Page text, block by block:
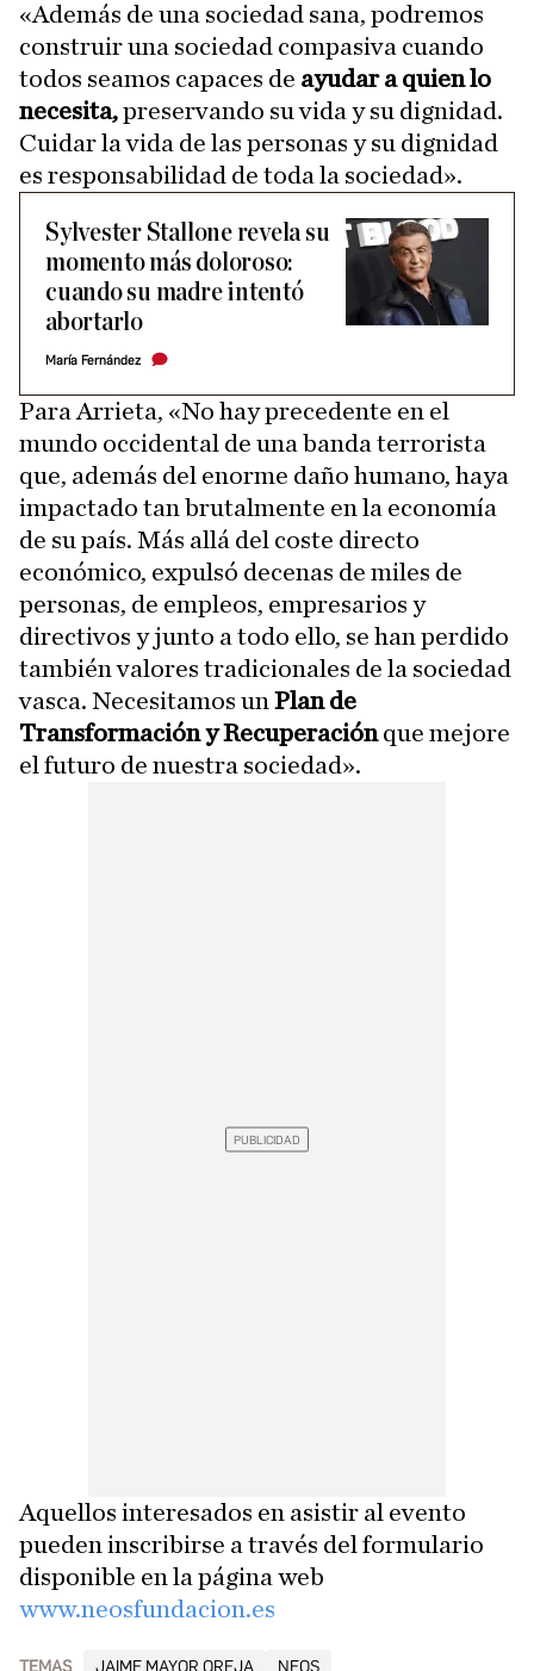
«Además de una sociedad sana, podremos
construir una sociedad compasiva cuando
todos seamos capaces de ayudar a quien lo
necesita,preservando su vida y su dignidad.
Cuidar la vida de las personas y su dignidad
es responsabilidad de toda la sociedad».
Sylvester Stallone revela su
momento más doloroso:
cuando su madre intentó
abortarlo
María Fernández
Para Arrieta, «No hay precedente en el
mundo occidental de una banda terrorista
que, además del enorme daño humano, haya
impactado tan brutalmente en la economía
de su país. Más allá del coste directo
económico, expulsó decenas de miles de
personas, de empleos, empresarios y
directivos y junto a todo ello, se han perdido
también valores tradicionales de la sociedad
vasca. Necesitamos un Plan de
Transformación y Recuperaciónque mejore
el futuro de nuestra sociedad».
Aquellos interesados en asistir al evento
pueden inscribirse a través del formulario
disponible en la página web
www.neosfundacion.es
TEMAS JAIME MAYOR OREJA NEOS